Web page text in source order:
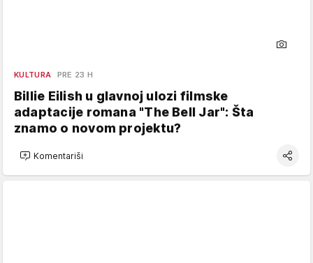
KULTURA PRE 23 H
Billie Eilish u glavnoj ulozi filmske
adaptacije romana "The Bell Jar": Šta
znamo o novom projektu?
Komentariši